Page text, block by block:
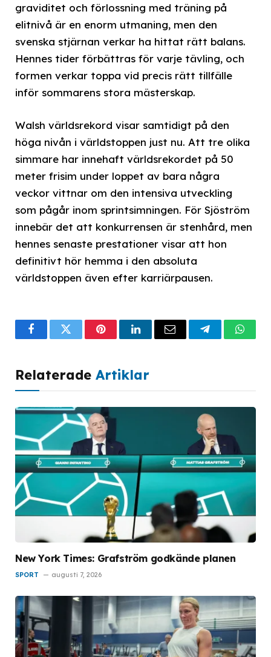
graviditet och förlossning med träning på
elitnivå är en enorm utmaning, men den
svenska stjärnan verkar ha hittat rätt balans.
Hennes tider förbättras för varje tävling, och
formen verkar toppa vid precis rätt tillfälle
inför sommarens stora mästerskap.
Walsh världsrekord visar samtidigt på den
höga nivån i världstoppen just nu. Att tre olika
simmare har innehaft världsrekordet på 50
meter frisim under loppet av bara några
veckor vittnar om den intensiva utveckling
som pågår inom sprintsimningen. För Sjöström
innebär det att konkurrensen är stenhård, men
hennes senaste prestationer visar att hon
definitivt hör hemma i den absoluta
världstoppen även efter karriärpausen.
FacebookTwitterPinterestLinkedInEmail Telegram
Relaterade Artiklar
New York Times: Grafström godkände planen
SPORT augusti 7, 2026